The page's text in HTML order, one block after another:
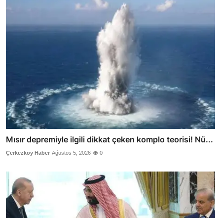
Mısır depremiyle ilgili dikkat çeken komplo teorisi! Nü...
Çerkezköy Haber Ağustos 5, 2026 0